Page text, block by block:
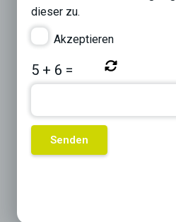
dieser zu.
Akzeptieren
5 + 6 =